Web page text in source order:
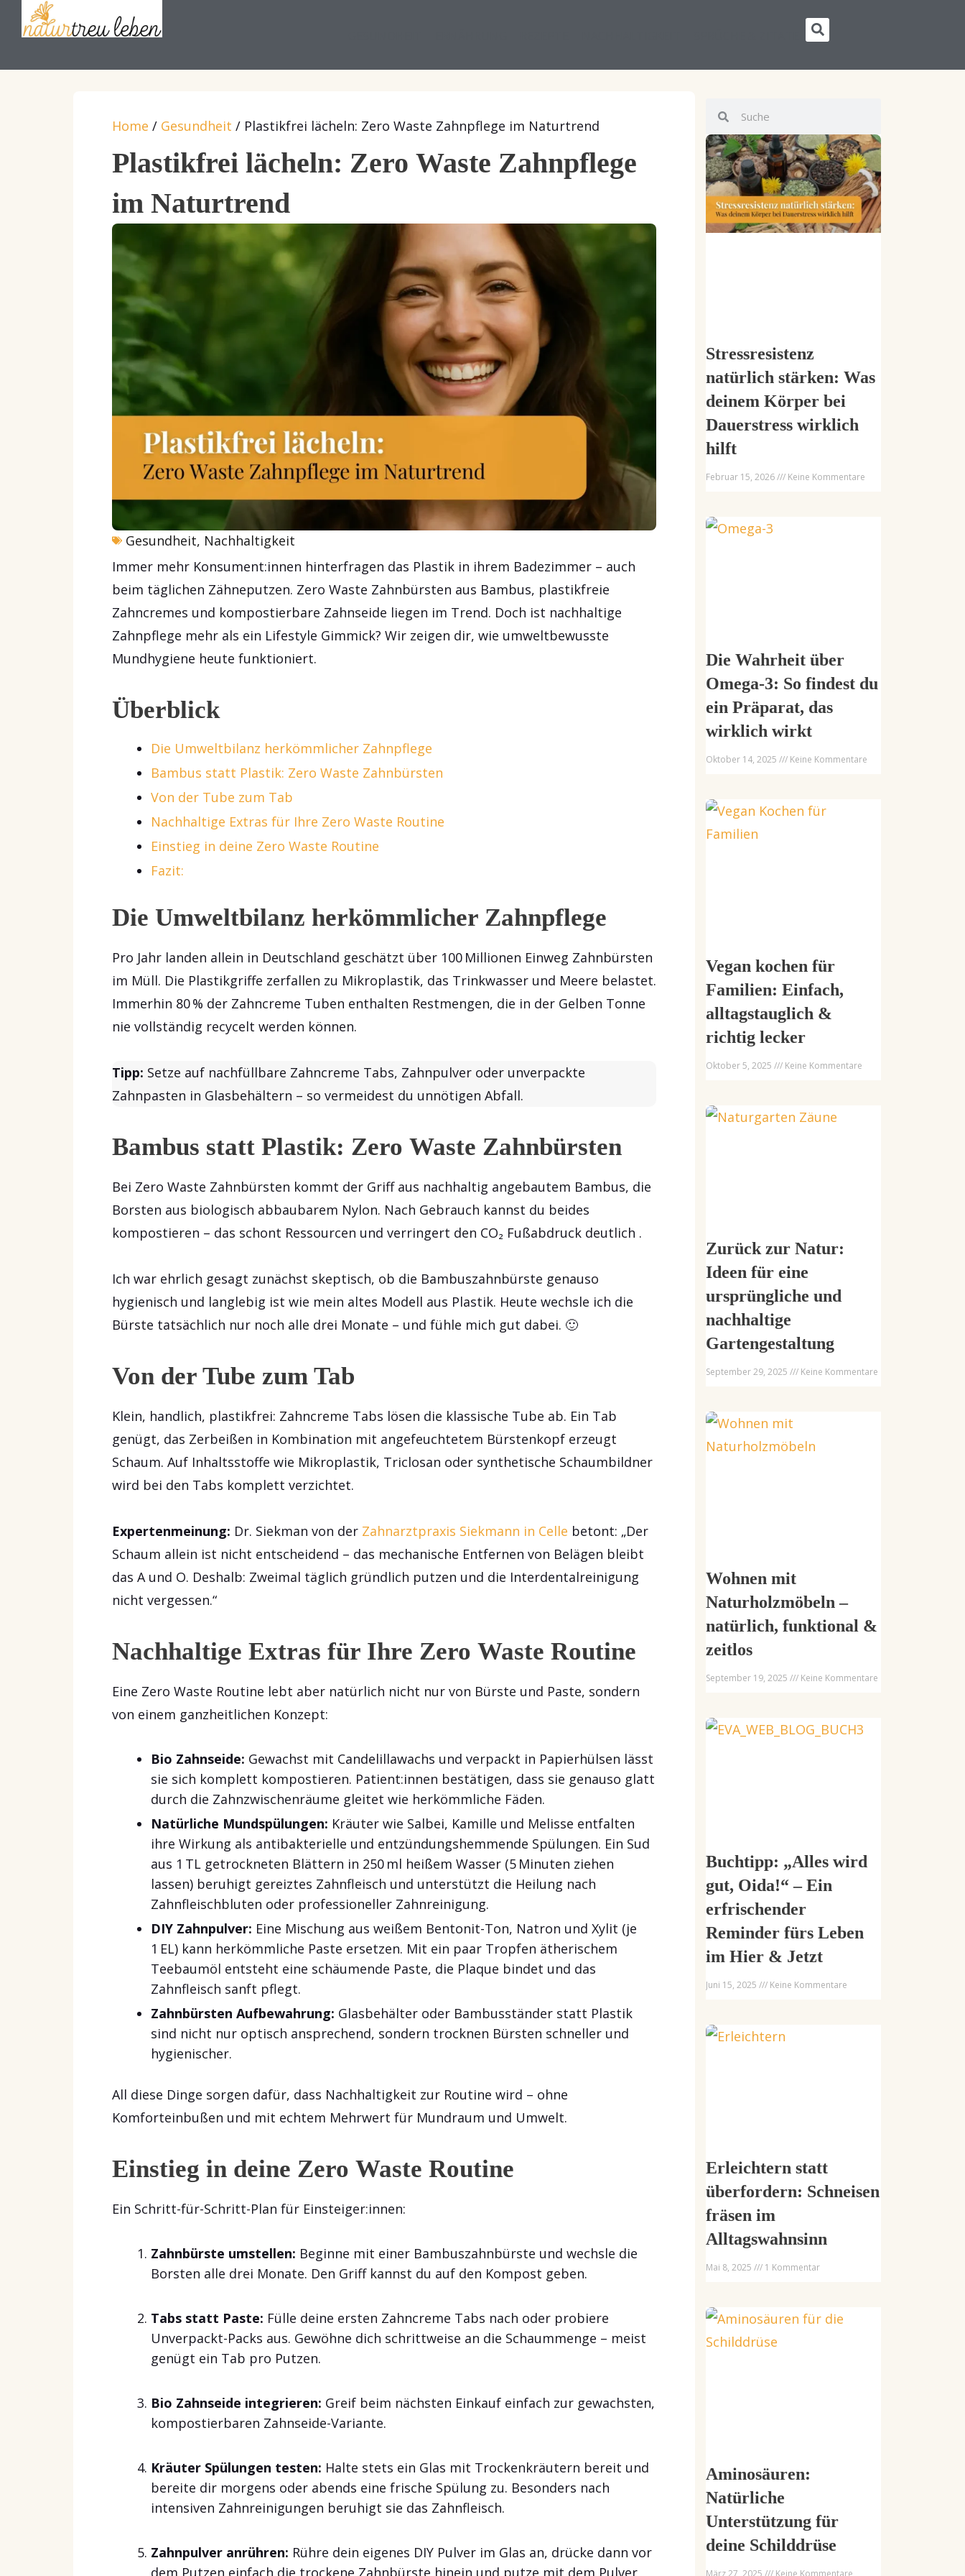
Inhalt
Suche
Home / Gesundheit / Plastikfrei lächeln: Zero Waste Zahnpflege im Naturtrend
Plastikfrei lächeln: Zero Waste Zahnpflege
im Naturtrend
Gesundheit, Nachhaltigkeit
Immer mehr Konsument:innen hinterfragen das Plastik in ihrem Badezimmer – auch
beim täglichen Zähneputzen. Zero Waste Zahnbürsten aus Bambus, plastikfreie
Zahncremes und kompostierbare Zahnseide liegen im Trend. Doch ist nachhaltige
Zahnpflege mehr als ein Lifestyle Gimmick? Wir zeigen dir, wie umweltbewusste
Mundhygiene heute funktioniert.
Überblick
Die Umweltbilanz herkömmlicher Zahnpflege
Bambus statt Plastik: Zero Waste Zahnbürsten
Von der Tube zum Tab
Nachhaltige Extras für Ihre Zero Waste Routine
Einstieg in deine Zero Waste Routine
Fazit:
Die Umweltbilanz herkömmlicher Zahnpflege
Pro Jahr landen allein in Deutschland geschätzt über 100 Millionen Einweg Zahnbürsten
im Müll. Die Plastikgriffe zerfallen zu Mikroplastik, das Trinkwasser und Meere belastet.
Immerhin 80 % der Zahncreme Tuben enthalten Restmengen, die in der Gelben Tonne
nie vollständig recycelt werden können.
Tipp: Setze auf nachfüllbare Zahncreme Tabs, Zahnpulver oder unverpackte
Zahnpasten in Glasbehältern – so vermeidest du unnötigen Abfall.
Bambus statt Plastik: Zero Waste Zahnbürsten
Bei Zero Waste Zahnbürsten kommt der Griff aus nachhaltig angebautem Bambus, die
Borsten aus biologisch abbaubarem Nylon. Nach Gebrauch kannst du beides
kompostieren – das schont Ressourcen und verringert den CO₂ Fußabdruck deutlich .
Ich war ehrlich gesagt zunächst skeptisch, ob die Bambuszahnbürste genauso
hygienisch und langlebig ist wie mein altes Modell aus Plastik. Heute wechsle ich die
Bürste tatsächlich nur noch alle drei Monate – und fühle mich gut dabei. 🙂
Von der Tube zum Tab
Klein, handlich, plastikfrei: Zahncreme Tabs lösen die klassische Tube ab. Ein Tab
genügt, das Zerbeißen in Kombination mit angefeuchtetem Bürstenkopf erzeugt
Schaum. Auf Inhaltsstoffe wie Mikroplastik, Triclosan oder synthetische Schaumbildner
wird bei den Tabs komplett verzichtet.
Expertenmeinung: Dr. Siekman von der Zahnarztpraxis Siekmann in Celle betont: „Der
Schaum allein ist nicht entscheidend – das mechanische Entfernen von Belägen bleibt
das A und O. Deshalb: Zweimal täglich gründlich putzen und die Interdentalreinigung
nicht vergessen.“
Nachhaltige Extras für Ihre Zero Waste Routine
Eine Zero Waste Routine lebt aber natürlich nicht nur von Bürste und Paste, sondern
von einem ganzheitlichen Konzept:
Bio Zahnseide: Gewachst mit Candelillawachs und verpackt in Papierhülsen lässt
sie sich komplett kompostieren. Patient:innen bestätigen, dass sie genauso glatt
durch die Zahnzwischenräume gleitet wie herkömmliche Fäden.
Natürliche Mundspülungen: Kräuter wie Salbei, Kamille und Melisse entfalten
ihre Wirkung als antibakterielle und entzündungshemmende Spülungen. Ein Sud
aus 1 TL getrockneten Blättern in 250 ml heißem Wasser (5 Minuten ziehen
lassen) beruhigt gereiztes Zahnfleisch und unterstützt die Heilung nach
Zahnfleischbluten oder professioneller Zahnreinigung.
DIY Zahnpulver: Eine Mischung aus weißem Bentonit-Ton, Natron und Xylit (je
1 EL) kann herkömmliche Paste ersetzen. Mit ein paar Tropfen ätherischem
Teebaumöl entsteht eine schäumende Paste, die Plaque bindet und das
Zahnfleisch sanft pflegt.
Zahnbürsten Aufbewahrung: Glasbehälter oder Bambusständer statt Plastik
sind nicht nur optisch ansprechend, sondern trocknen Bürsten schneller und
hygienischer.
All diese Dinge sorgen dafür, dass Nachhaltigkeit zur Routine wird – ohne
Komforteinbußen und mit echtem Mehrwert für Mundraum und Umwelt.
Einstieg in deine Zero Waste Routine
Ein Schritt-für-Schritt-Plan für Einsteiger:innen:
Zahnbürste umstellen: Beginne mit einer Bambuszahnbürste und wechsle die
Borsten alle drei Monate. Den Griff kannst du auf den Kompost geben.
Tabs statt Paste: Fülle deine ersten Zahncreme Tabs nach oder probiere
Unverpackt-Packs aus. Gewöhne dich schrittweise an die Schaummenge – meist
genügt ein Tab pro Putzen.
Bio Zahnseide integrieren: Greif beim nächsten Einkauf einfach zur gewachsten,
kompostierbaren Zahnseide-Variante.
Kräuter Spülungen testen: Halte stets ein Glas mit Trockenkräutern bereit und
bereite dir morgens oder abends eine frische Spülung zu. Besonders nach
intensiven Zahnreinigungen beruhigt sie das Zahnfleisch.
Zahnpulver anrühren: Rühre dein eigenes DIY Pulver im Glas an, drücke dann vor
dem Putzen einfach die trockene Zahnbürste hinein und putze mit dem Pulver
Suche
Stressresistenz
natürlich stärken: Was
deinem Körper bei
Dauerstress wirklich
hilft
Februar 15, 2026 Keine Kommentare
Die Wahrheit über
Omega-3: So findest du
ein Präparat, das
wirklich wirkt
Oktober 14, 2025 Keine Kommentare
Vegan kochen für
Familien: Einfach,
alltagstauglich &
richtig lecker
Oktober 5, 2025 Keine Kommentare
Zurück zur Natur:
Ideen für eine
ursprüngliche und
nachhaltige
Gartengestaltung
September 29, 2025 Keine Kommentare
Wohnen mit
Naturholzmöbeln –
natürlich, funktional &
zeitlos
September 19, 2025 Keine Kommentare
Buchtipp: „Alles wird
gut, Oida!“ – Ein
erfrischender
Reminder fürs Leben
im Hier & Jetzt
Juni 15, 2025 Keine Kommentare
Erleichtern statt
überfordern: Schneisen
fräsen im
Alltagswahnsinn
Mai 8, 2025 1 Kommentar
Aminosäuren:
Natürliche
Unterstützung für
deine Schilddrüse
März 27, 2025 Keine Kommentare